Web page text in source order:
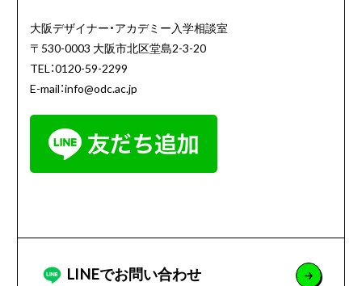
大阪デザイナー・アカデミー入学相談室
〒530-0003 大阪市北区堂島2-3-20
TEL：0120-59-2299
E-mail：info@odc.ac.jp
LINEでお問い合わせ